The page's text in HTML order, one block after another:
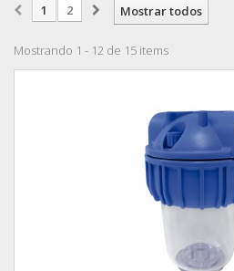
Mostrar todos
1 2
Mostrando 1 - 12 de 15 items